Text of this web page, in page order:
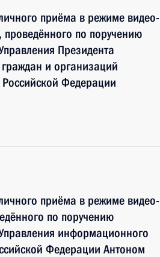
приёма в режиме видео-
по поручению
Президента
и организаций
Федерации
приёма в режиме видео-
по поручению
информационного
Федерации Антоном